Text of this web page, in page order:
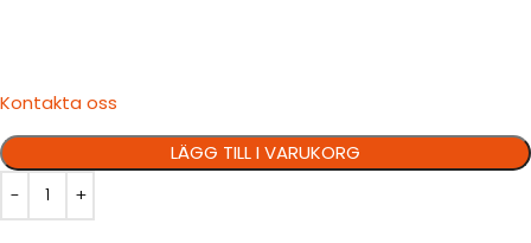
Kontakta oss
LÄGG TILL I VARUKORG